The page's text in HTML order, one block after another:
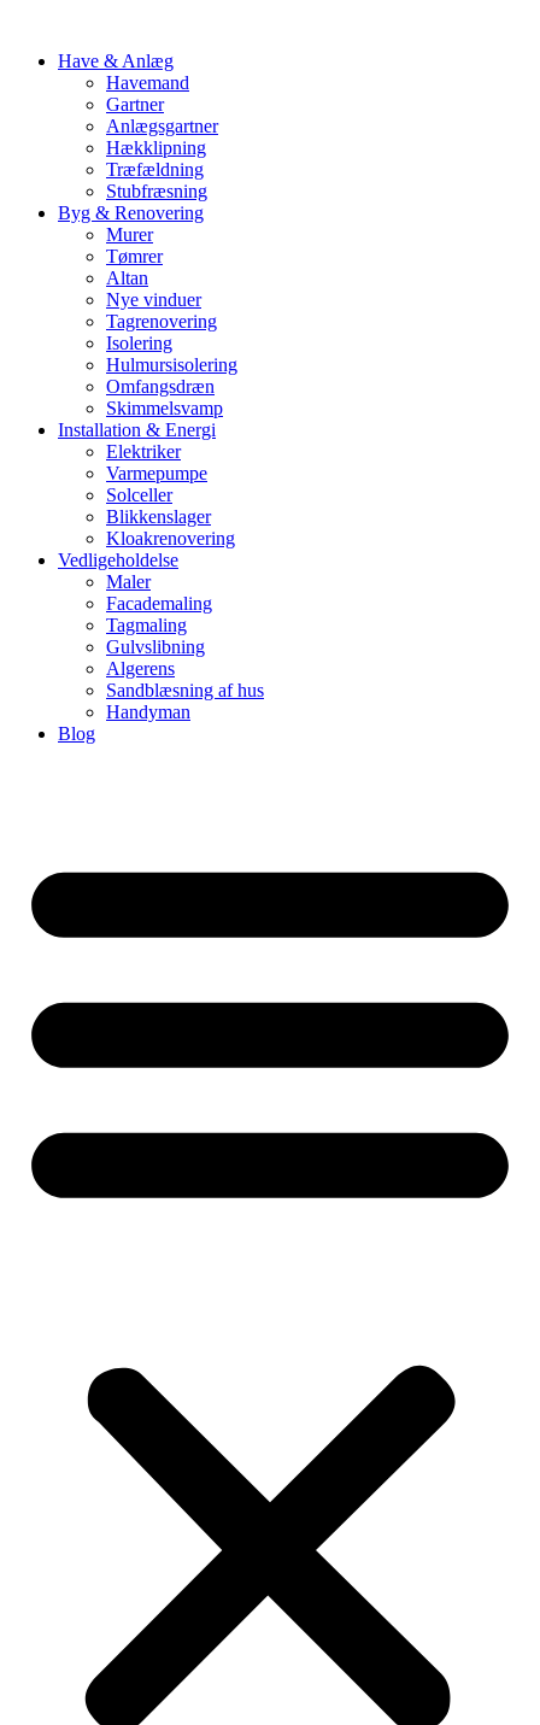
Have & Anlæg
Havemand
Gartner
Anlægsgartner
Hækklipning
Træfældning
Stubfræsning
Byg & Renovering
Murer
Tømrer
Altan
Nye vinduer
Tagrenovering
Isolering
Hulmursisolering
Omfangsdræn
Skimmelsvamp
Installation & Energi
Elektriker
Varmepumpe
Solceller
Blikkenslager
Kloakrenovering
Vedligeholdelse
Maler
Facademaling
Tagmaling
Gulvslibning
Algerens
Sandblæsning af hus
Handyman
Blog